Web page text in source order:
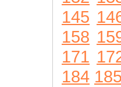
145
158
171
184 185